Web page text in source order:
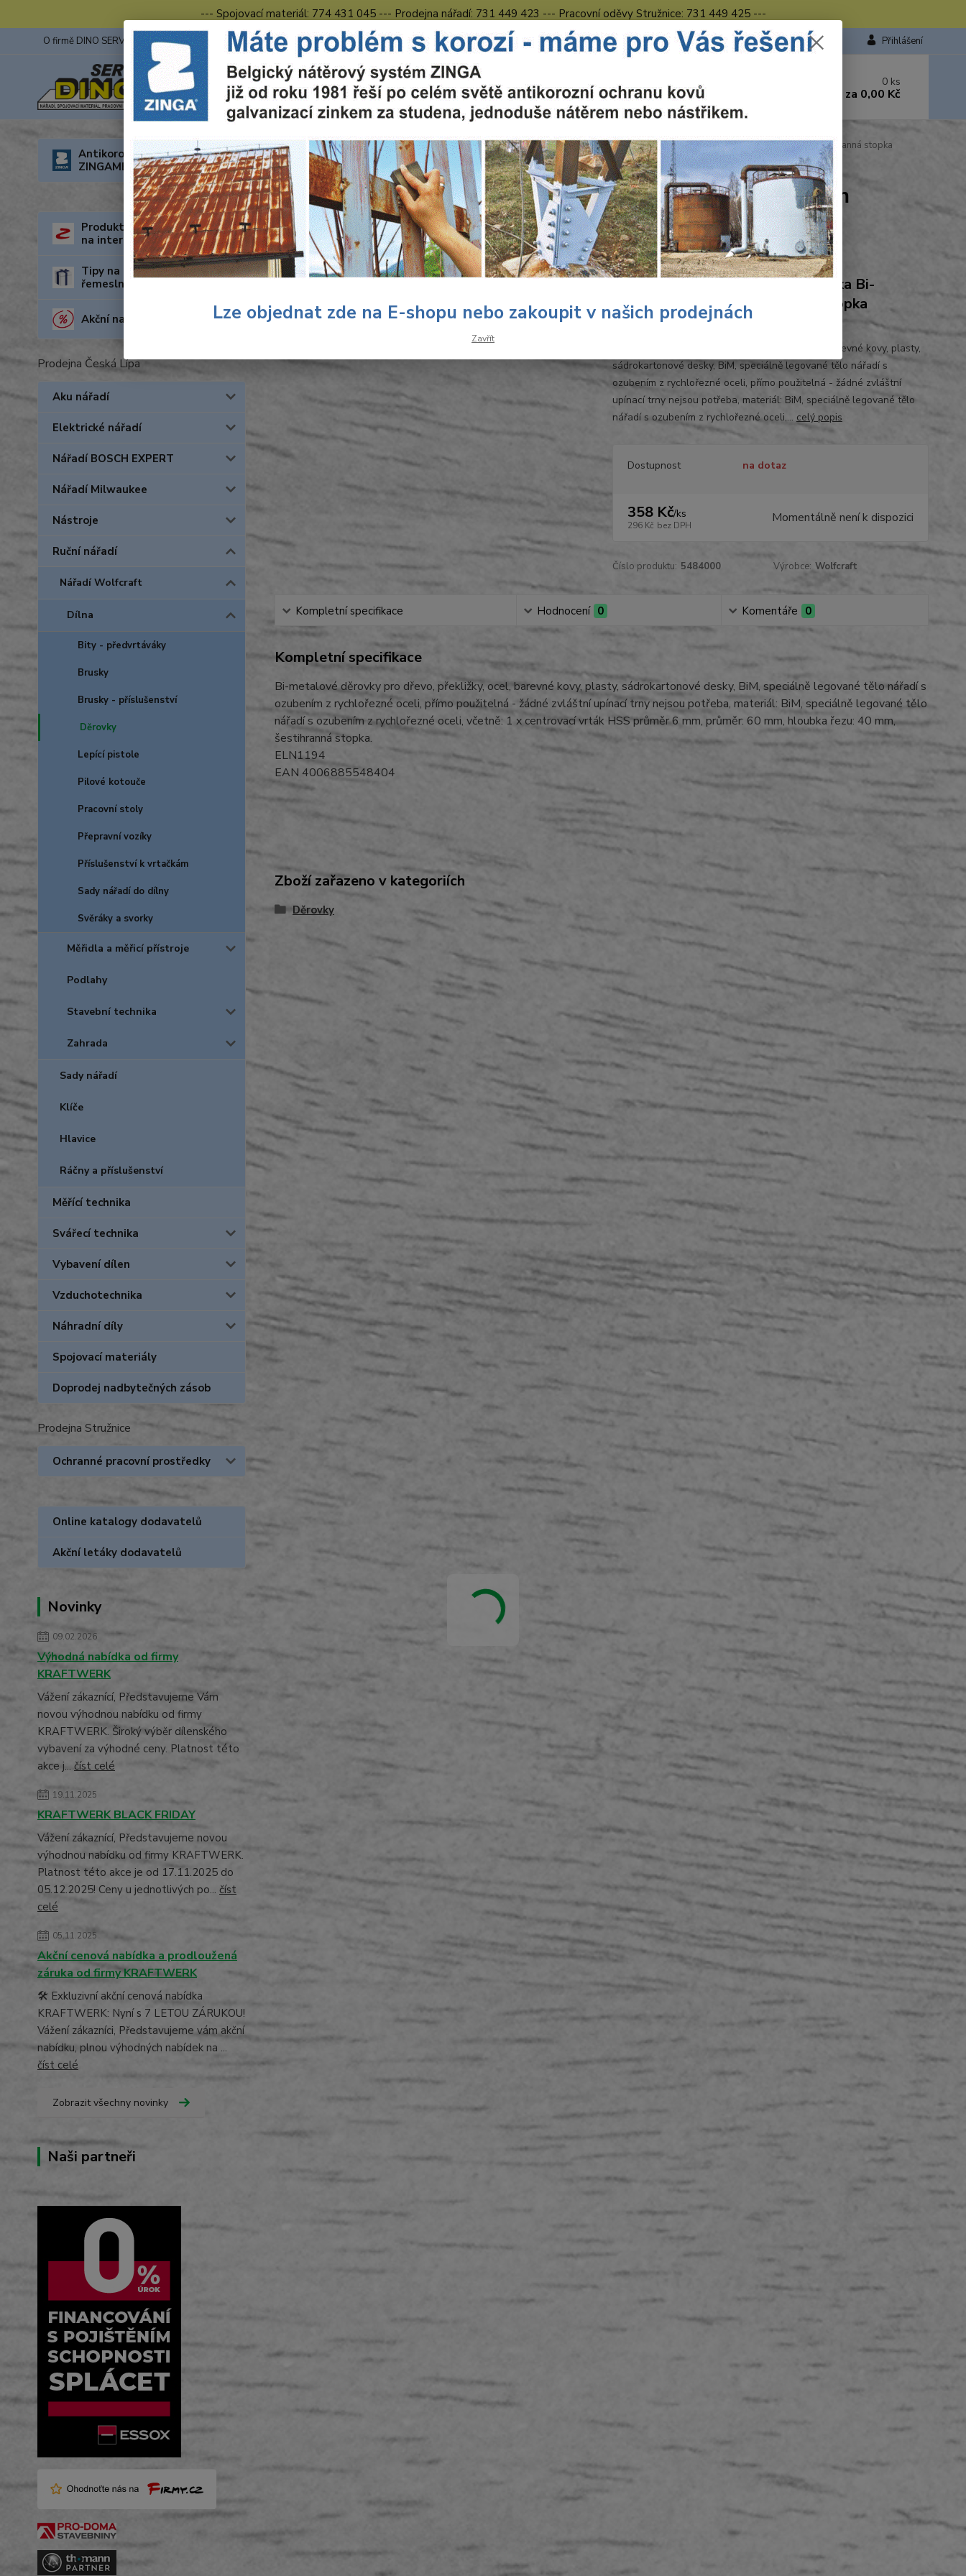
--- Spojovací materiál: 774 431 045 --- Prodejna nářadí: 731 449 423 --- Pracovní oděvy Stružnice: 731 449 425 ---
O firmě DINO SERVIS s.r.o. ZINGA Fotogalerie z výstav Obchodní podmínky Kontakty Česká Lípa Přihlášení
Hledat 731 449 423
8.00 hod. - 16.00 hod.
0 ks
za 0,00 Kč
Antikorozní nátěry
ZINGAMETALL
Produkty za nejnižší cenu
na internetu
Tipy na dárky pro kutily a
řemeslníky
Akční nabídka
Prodejna Česká Lípa
Aku nářadí
Elektrické nářadí
Nářadí BOSCH EXPERT
Nářadí Milwaukee
Nástroje
Ruční nářadí
Nářadí Wolfcraft
Dílna
Bity - předvrtáváky
Brusky
Brusky - příslušenství
Děrovky
Lepící pistole
Pilové kotouče
Pracovní stoly
Přepravní vozíky
Příslušenství k vrtačkám
Sady nářadí do dílny
Svěráky a svorky
Měřidla a měřicí přístroje
Podlahy
Stavební technika
Zahrada
Sady nářadí
Klíče
Hlavice
Ráčny a příslušenství
Měřící technika
Svářecí technika
Vybavení dílen
Vzduchotechnika
Náhradní díly
Spojovací materiály
Doprodej nadbytečných zásob
Prodejna Stružnice
Ochranné pracovní prostředky
Online katalogy dodavatelů
Akční letáky dodavatelů
Novinky
09.02.2026
Výhodná nabídka od firmy
KRAFTWERK
Vážení zákaznící, Představujeme Vám
novou výhodnou nabídku od firmy
KRAFTWERK. Široký výběr dílenského
vybavení za výhodné ceny. Platnost této
akce j... číst celé
19.11.2025
KRAFTWERK BLACK FRIDAY
Vážení zákaznící, Představujeme novou
výhodnou nabídku od firmy KRAFTWERK.
Platnost této akce je od 17.11.2025 do
05.12.2025! Ceny u jednotlivých po... číst
celé
05.11.2025
Akční cenová nabídka a prodloužená
záruka od firmy KRAFTWERK
🛠️ Exkluzivní akční cenová nabídka
KRAFTWERK: Nyní s 7 LETOU ZÁRUKOU!
Vážení zákazníci, Představujeme vám akční
nabídku, plnou výhodných nabídek na ...
číst celé
Zobrazit všechny novinky
Naši partneři
Úvod Ruční nářadí Nářadí Wolfcraft Dílna Děrovky
Wolfcraft Wolfcraft vrtací korunka Bi-metalová O 60mm šestihranná stopka
5484000
Wolfcraft Wolfcraft vrtací korunka Bi-metalová O 60mm
šestihranná stopka 5484000
Ohodnotit produkt
Wolfcraft Wolfcraft vrtací korunka Bi-
metalová O 60mm šestihranná stopka
5484000
Bi-metalové děrovky pro dřevo, překližky, ocel, barevné kovy, plasty,
sádrokartonové desky, BiM, speciálně legované tělo nářadí s
ozubením z rychlořezné oceli, přímo použitelná - žádné zvláštní
upínací trny nejsou potřeba, materiál: BiM, speciálně legované tělo
nářadí s ozubením z rychlořezné oceli,... celý popis
Dostupnost na dotaz
358 Kč/ks
296 Kč bez DPH Momentálně není k dispozici
Číslo produktu: 5484000 Výrobce: Wolfcraft
Kompletní specifikace Hodnocení 0 Komentáře 0
Kompletní specifikace
Bi-metalové děrovky pro dřevo, překližky, ocel, barevné kovy, plasty, sádrokartonové desky, BiM, speciálně legované tělo nářadí s
ozubením z rychlořezné oceli, přímo použitelná - žádné zvláštní upínací trny nejsou potřeba, materiál: BiM, speciálně legované tělo
nářadí s ozubením z rychlořezné oceli, včetně: 1 x centrovací vrták HSS průměr 6 mm, průměr: 60 mm, hloubka řezu: 40 mm,
šestihranná stopka.
ELN1194
EAN 4006885548404
Zboží zařazeno v kategoriích
Děrovky
Lze objednat zde na E-shopu nebo zakoupit v našich prodejnách
Zavřít